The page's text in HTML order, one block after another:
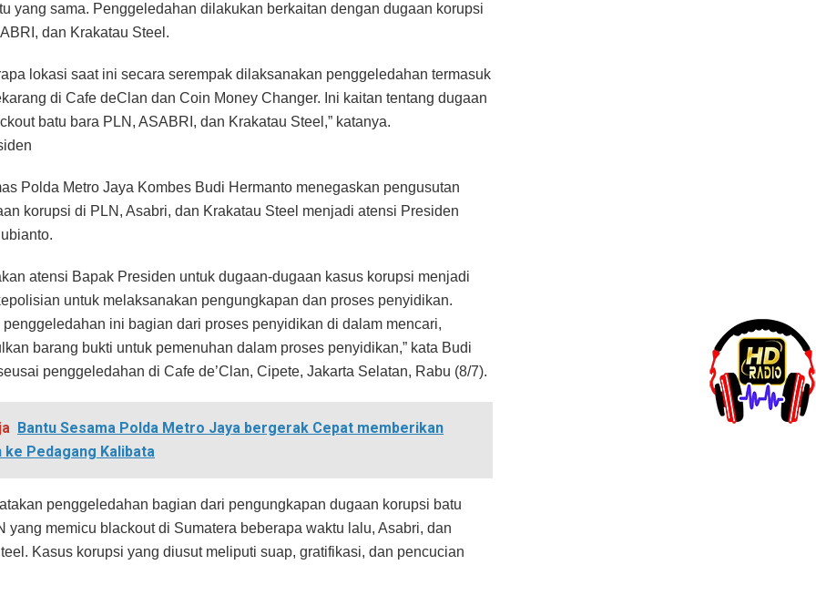
yang sama. Penggeledahan dilakukan berkaitan dengan dugaan korupsi
dan Krakatau Steel.
lokasi saat ini secara serempak dilaksanakan penggeledahan termasuk
di Cafe deClan dan Coin Money Changer. Ini kaitan tentang dugaan
batu bara PLN, ASABRI, dan Krakatau Steel,” katanya.
Polda Metro Jaya Kombes Budi Hermanto menegaskan pengusutan
korupsi di PLN, Asabri, dan Krakatau Steel menjadi atensi Presiden
atensi Bapak Presiden untuk dugaan-dugaan kasus korupsi menjadi
untuk melaksanakan pengungkapan dan proses penyidikan.
ini bagian dari proses penyidikan di dalam mencari,
barang bukti untuk pemenuhan dalam proses penyidikan,” kata Budi
penggeledahan di Cafe de’Clan, Cipete, Jakarta Selatan, Rabu (8/7).
Bantu Sesama Polda Metro Jaya bergerak Cepat memberikan
ke Pedagang Kalibata
penggeledahan bagian dari pengungkapan dugaan korupsi batu
yang memicu blackout di Sumatera beberapa waktu lalu, Asabri, dan
Kasus korupsi yang diusut meliputi suap, gratifikasi, dan pencucian